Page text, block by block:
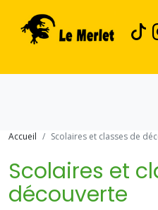
Accueil Scolaires et classes de
Scolaires et
découverte